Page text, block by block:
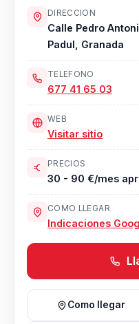
DIRECCION
Calle Pedro
Padul, Granada
TELEFONO
677 41 65 03
WEB
Visitar sitio
PRECIOS
30 - 90 €/mes
COMO LLEGAR
Indicaciones
Como llegar